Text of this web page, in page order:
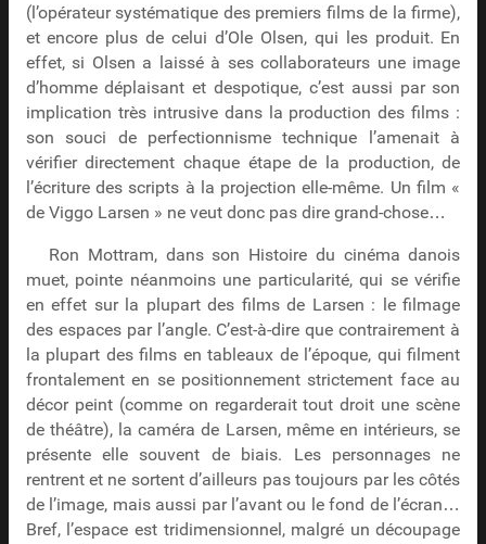
(l’opérateur systématique des premiers films de la firme),
et encore plus de celui d’Ole Olsen, qui les produit. En
effet, si Olsen a laissé à ses collaborateurs une image
d’homme déplaisant et despotique, c’est aussi par son
implication très intrusive dans la production des films :
son souci de perfectionnisme technique l’amenait à
vérifier directement chaque étape de la production, de
l’écriture des scripts à la projection elle-même. Un film «
de Viggo Larsen » ne veut donc pas dire grand-chose…
Ron Mottram, dans son Histoire du cinéma danois
muet, pointe néanmoins une particularité, qui se vérifie
en effet sur la plupart des films de Larsen : le filmage
des espaces par l’angle. C’est-à-dire que contrairement à
la plupart des films en tableaux de l’époque, qui filment
frontalement en se positionnement strictement face au
décor peint (comme on regarderait tout droit une scène
de théâtre), la caméra de Larsen, même en intérieurs, se
présente elle souvent de biais. Les personnages ne
rentrent et ne sortent d’ailleurs pas toujours par les côtés
de l’image, mais aussi par l’avant ou le fond de l’écran…
Bref, l’espace est tridimensionnel, malgré un découpage